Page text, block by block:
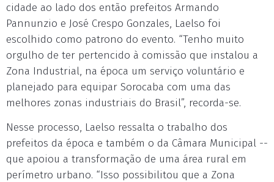
cidade ao lado dos então prefeitos Armando
Pannunzio e José Crespo Gonzales, Laelso foi
escolhido como patrono do evento. “Tenho muito
orgulho de ter pertencido à comissão que instalou a
Zona Industrial, na época um serviço voluntário e
planejado para equipar Sorocaba com uma das
melhores zonas industriais do Brasil”, recorda-se.
Nesse processo, Laelso ressalta o trabalho dos
prefeitos da época e também o da Câmara Municipal --
que apoiou a transformação de uma área rural em
perímetro urbano. “Isso possibilitou que a Zona